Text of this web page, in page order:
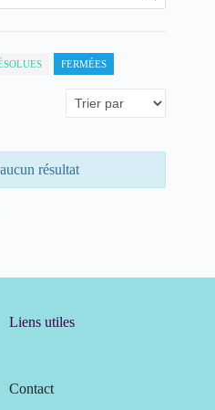
FERMÉES
résultat
Liens utiles
Contact